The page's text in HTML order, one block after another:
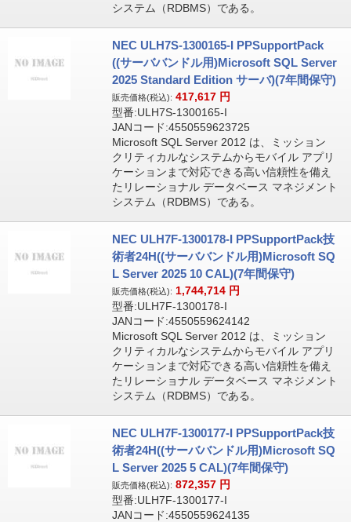
システム（RDBMS）である。
NEC ULH7S-1300165-I PPSupportPack
((サーババンドル用)Microsoft SQL Server
2025 Standard Edition サーバ)(7年間保守)
販売価格(税込): 417,617 円
型番:ULH7S-1300165-I
JANコード:4550559623725
Microsoft SQL Server 2012 は、ミッション
クリティカルなシステムからモバイル アプリ
ケーションまで対応できる高い信頼性を備え
たリレーショナル データベース マネジメント
システム（RDBMS）である。
NEC ULH7F-1300178-I PPSupportPack技
術者24H((サーババンドル用)Microsoft SQ
L Server 2025 10 CAL)(7年間保守)
販売価格(税込): 1,744,714 円
型番:ULH7F-1300178-I
JANコード:4550559624142
Microsoft SQL Server 2012 は、ミッション
クリティカルなシステムからモバイル アプリ
ケーションまで対応できる高い信頼性を備え
たリレーショナル データベース マネジメント
システム（RDBMS）である。
NEC ULH7F-1300177-I PPSupportPack技
術者24H((サーババンドル用)Microsoft SQ
L Server 2025 5 CAL)(7年間保守)
販売価格(税込): 872,357 円
型番:ULH7F-1300177-I
JANコード:4550559624135